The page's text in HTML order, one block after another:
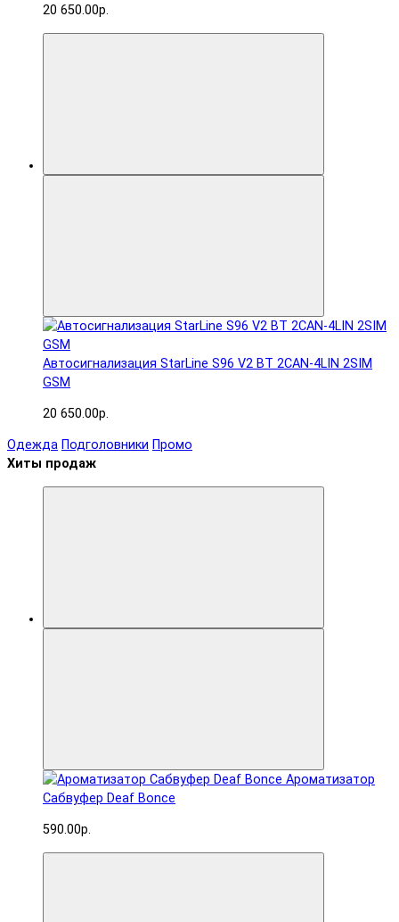
20 650.00р.
Автосигнализация StarLine S96 V2 BT 2CAN-4LIN 2SIM
GSM
20 650.00р.
Одежда Подголовники Промо
Хиты продаж
Ароматизатор
Сабвуфер Deaf Bonce
590.00р.